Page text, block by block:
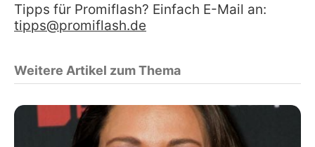
Tipps für Promiflash? Einfach E-Mail an:
tipps@promiflash.de
Weitere Artikel zum Thema